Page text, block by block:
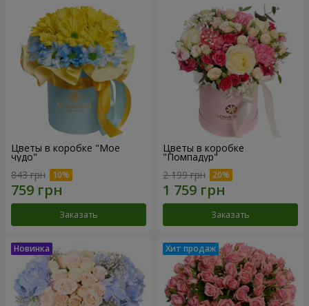
Цветы в коробке "Мое
чудо"
843 грн
Заказать
Цветы в коробке
"Помпадур"
2 199 грн
Заказать